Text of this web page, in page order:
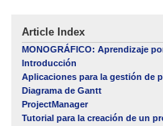
Article Index
MONOGRÁFICO: Aprendizaje
Introducción
Aplicaciones para la gestión de
Diagrama de Gantt
ProjectManager
Tutorial para la creación de un